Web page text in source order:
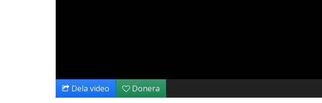
Dela video Donera